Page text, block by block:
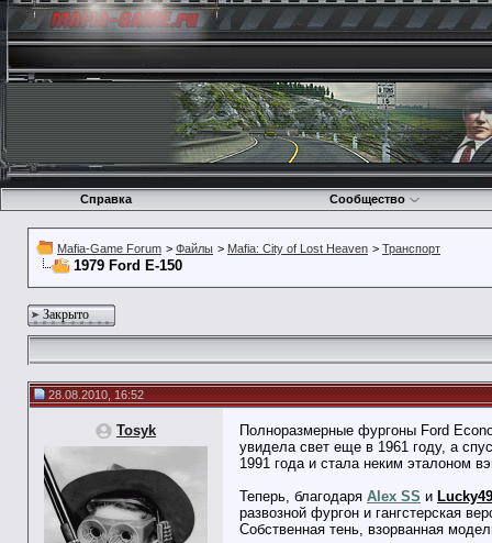
Справка Сообщество
Mafia-Game Forum > Файлы > Mafia: City of Lost Heaven > Транспорт
1979 Ford E-150
Закрыто
28.08.2010, 16:52
Tosyk
Полноразмерные фургоны Ford
увидела свет еще в 1961 году, а
1991 года и стала неким эталоном
Теперь, благодаря Alex SS и Lucky49
развозной фургон и гангстерская
Собственная тень, взорванная